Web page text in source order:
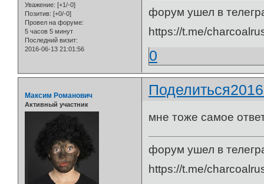
Уважение: [+1/-0]
Позитив: [+0/-0]
Провел на форуме:
5 часов 5 минут
Последний визит:
2016-06-13 21:01:56
форум ушел в
https://t.me/
0
Поделиться
Максим Романович
Активный участник
мне тоже самое
форум ушел в
https://t.me/